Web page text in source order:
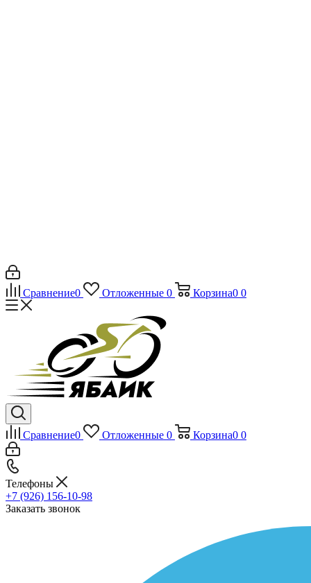
Сравнение0 Отложенные 0 Корзина0 0
Сравнение0 Отложенные 0 Корзина0 0
Телефоны
+7 (926) 156-10-98
Заказать звонок